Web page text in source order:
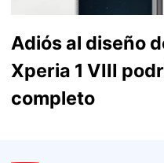
Adiós al diseño
Xperia 1 VIII
completo